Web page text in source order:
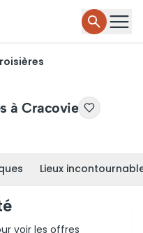
à Cracovie
Lieux
voir les offres